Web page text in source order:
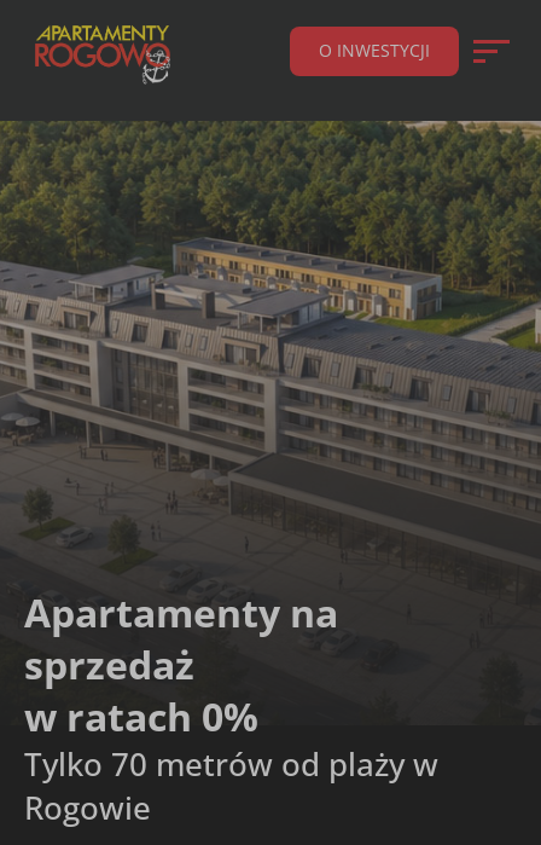
O INWESTYCJI
Apartamenty na
sprzedaż
w ratach 0%
Tylko 70 metrów od plaży w
Rogowie